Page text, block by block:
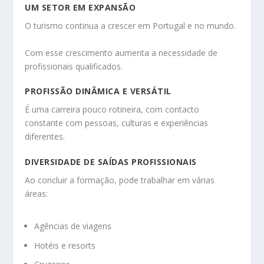
UM SETOR EM EXPANSÃO
O turismo continua a crescer em Portugal e no mundo.
Com esse crescimento aumenta a necessidade de
profissionais qualificados.
PROFISSÃO DINÂMICA E VERSÁTIL
É uma carreira pouco rotineira, com contacto
constante com pessoas, culturas e experiências
diferentes.
DIVERSIDADE DE SAÍDAS PROFISSIONAIS
Ao concluir a formação, pode trabalhar em várias
áreas:
Agências de viagens
Hotéis e resorts